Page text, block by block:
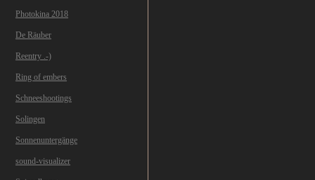
Photokina 2018
De Räuber
Reentry .-)
Ring of embers
Schneeshootings
Solingen
Sonnenuntergänge
sound-visualizer